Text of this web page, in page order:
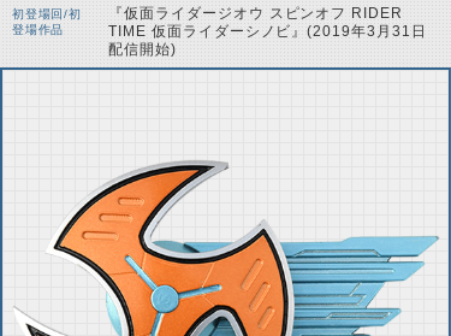
初登場回/初
登場作品
『仮面ライダージオウ スピンオフ RIDER
TIME 仮面ライダーシノビ』(2019年3月31日
配信開始)